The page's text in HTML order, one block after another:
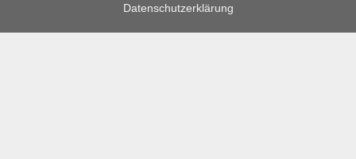
Datenschutzerklärung